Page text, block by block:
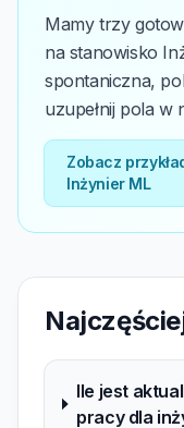
Mamy trzy
na stanowisko
spontaniczna,
uzupełnij pola w
Zobacz
Inżynier ML
Ile jest
pracy dla